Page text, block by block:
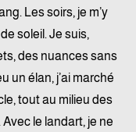
Les soirs, je m’y
soleil. Je suis,
des nuances sans
un élan, j’ai marché
tout au milieu des
le landart, je ne